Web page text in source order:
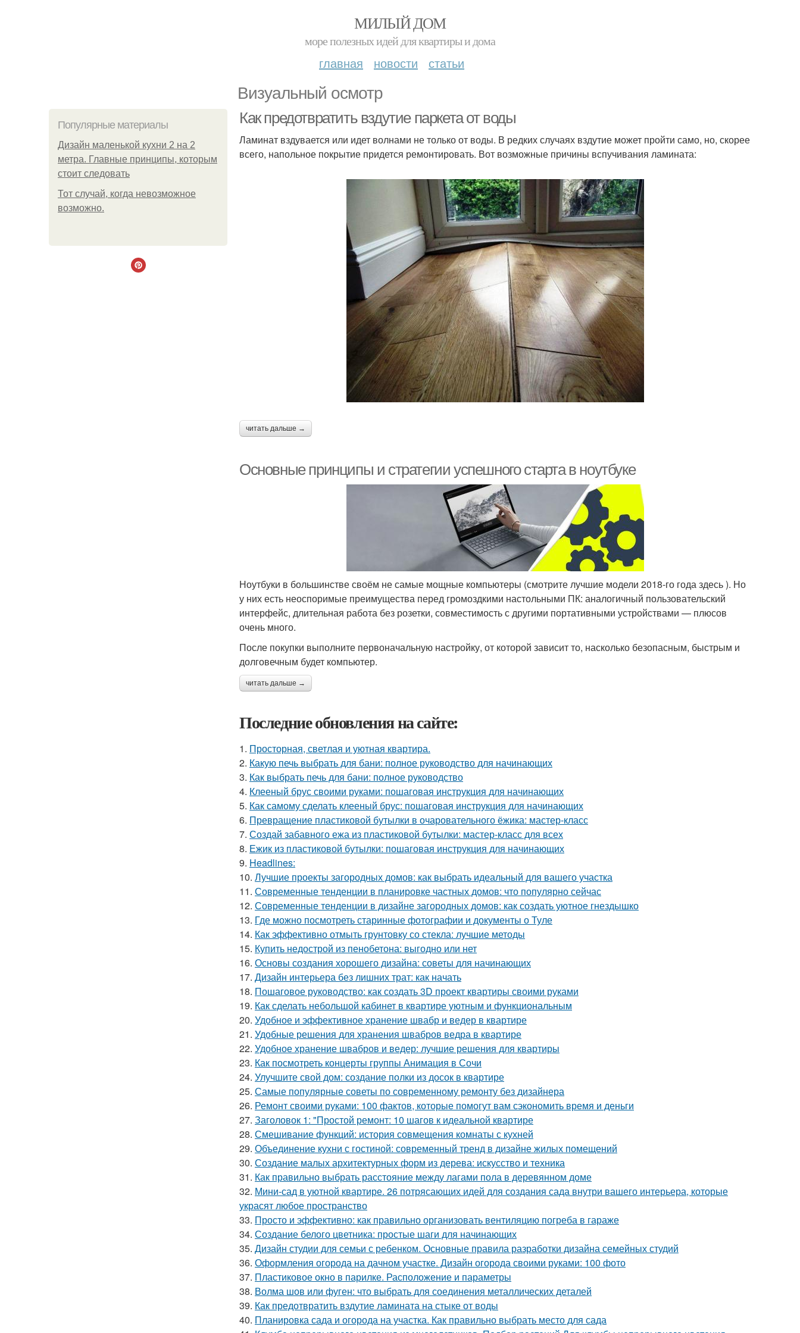
МИЛЫЙ ДОМ
море полезных идей для квартиры и дома
главная новости статьи
Визуальный осмотр
Популярные материалы
Дизайн маленькой кухни 2 на 2
метра. Главные принципы, которым
стоит следовать
Тот случай, когда невозможное
возможно.
Как предотвратить вздутие паркета от воды
Ламинат вздувается или идет волнами не только от воды. В редких случаях вздутие может пройти само, но, скорее
всего, напольное покрытие придется ремонтировать. Вот возможные причины вспучивания ламината:
читать дальше →
Основные принципы и стратегии успешного старта в ноутбуке
Ноутбуки в большинстве своём не самые мощные компьютеры (смотрите лучшие модели 2018-го года здесь ). Но
у них есть неоспоримые преимущества перед громоздкими настольными ПК: аналогичный пользовательский
интерфейс, длительная работа без розетки, совместимость с другими портативными устройствами — плюсов
очень много.
После покупки выполните первоначальную настройку, от которой зависит то, насколько безопасным, быстрым и
долговечным будет компьютер.
читать дальше →
Последние обновления на сайте:
1. Просторная, светлая и уютная квартира.
2. Какую печь выбрать для бани: полное руководство для начинающих
3. Как выбрать печь для бани: полное руководство
4. Клееный брус своими руками: пошаговая инструкция для начинающих
5. Как самому сделать клееный брус: пошаговая инструкция для начинающих
6. Превращение пластиковой бутылки в очаровательного ёжика: мастер-класс
7. Создай забавного ежа из пластиковой бутылки: мастер-класс для всех
8. Ежик из пластиковой бутылки: пошаговая инструкция для начинающих
9. Headlines:
10. Лучшие проекты загородных домов: как выбрать идеальный для вашего участка
11. Современные тенденции в планировке частных домов: что популярно сейчас
12. Современные тенденции в дизайне загородных домов: как создать уютное гнездышко
13. Где можно посмотреть старинные фотографии и документы о Туле
14. Как эффективно отмыть грунтовку со стекла: лучшие методы
15. Купить недострой из пенобетона: выгодно или нет
16. Основы создания хорошего дизайна: советы для начинающих
17. Дизайн интерьера без лишних трат: как начать
18. Пошаговое руководство: как создать 3D проект квартиры своими руками
19. Как сделать небольшой кабинет в квартире уютным и функциональным
20. Удобное и эффективное хранение швабр и ведер в квартире
21. Удобные решения для хранения швабров ведра в квартире
22. Удобное хранение швабров и ведер: лучшие решения для квартиры
23. Как посмотреть концерты группы Анимация в Сочи
24. Улучшите свой дом: создание полки из досок в квартире
25. Самые популярные советы по современному ремонту без дизайнера
26. Ремонт своими руками: 100 фактов, которые помогут вам сэкономить время и деньги
27. Заголовок 1: "Простой ремонт: 10 шагов к идеальной квартире
28. Смешивание функций: история совмещения комнаты с кухней
29. Объединение кухни с гостиной: современный тренд в дизайне жилых помещений
30. Создание малых архитектурных форм из дерева: искусство и техника
31. Как правильно выбрать расстояние между лагами пола в деревянном доме
32. Мини-сад в уютной квартире. 26 потрясающих идей для создания сада внутри вашего интерьера, которые
украсят любое пространство
33. Просто и эффективно: как правильно организовать вентиляцию погреба в гараже
34. Создание белого цветника: простые шаги для начинающих
35. Дизайн студии для семьи с ребенком. Основные правила разработки дизайна семейных студий
36. Оформления огорода на дачном участке. Дизайн огорода своими руками: 100 фото
37. Пластиковое окно в парилке. Расположение и параметры
38. Волма шов или фуген: что выбрать для соединения металлических деталей
39. Как предотвратить вздутие ламината на стыке от воды
40. Планировка сада и огорода на участка. Как правильно выбрать место для сада